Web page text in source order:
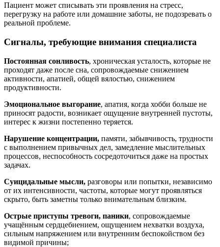
Пациент может списывать эти проявления на стресс,
перегрузку на работе или домашние заботы, не подозревать о
реальной проблеме.
Сигналы, требующие внимания специалиста
Постоянная сонливость, хроническая усталость, которые не
проходят даже после сна, сопровождаемые снижением
активности, апатией, общей вялостью, снижением
продуктивности.
Эмоциональное выгорание, апатия, когда хобби больше не
приносят радости, возникает ощущение внутренней пустоты,
интерес к жизни постепенно теряется.
Нарушение концентрации, памяти, забывчивость, трудности
с выполнением привычных дел, замедление мыслительных
процессов, неспособность сосредоточиться даже на простых
задачах.
Суицидальные мысли, разговоры или попытки, независимо
от их интенсивности, частоты, которые могут проявляться
скрыто, быть заметны только внимательным близким.
Острые приступы тревоги, паники, сопровождаемые
учащённым сердцебиением, ощущением нехватки воздуха,
сильным напряжением или внутренним беспокойством без
видимой причины;